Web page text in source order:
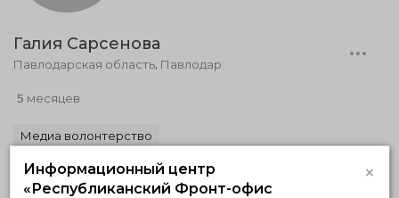
Галия Сарсенова
Павлодарская область, Павлодар
5 месяцев
Медиа волонтерство
Информационный центр
«Республиканский Фронт-офис
×